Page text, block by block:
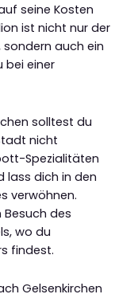
seine Kosten
ist nicht nur der
sondern auch ein
bei einer
solltest du
nicht
Spezialitäten
lass dich in den
verwöhnen.
des
wo du
findest.
Gelsenkirchen